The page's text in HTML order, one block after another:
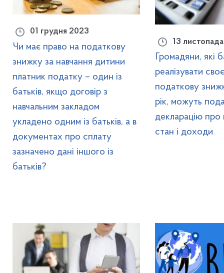
01 грудня 2023
Чи має право на податкову
знижку за навчання дитини
платник податку – один із
батьків, якщо договір з
навчальним закладом
укладено одним із батьків, а в
документах про сплату
зазначено дані іншого із
батьків?
13
Громадяни, які
реалізувати
податкову
рік, можуть
декларацію про
стан і доходи